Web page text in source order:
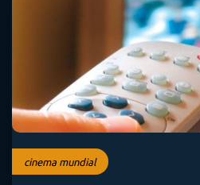
cinema mundial